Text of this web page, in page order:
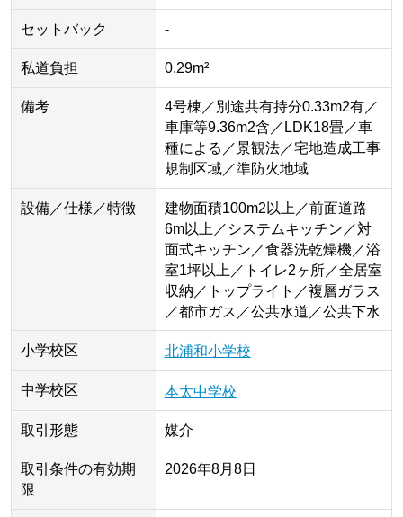
セットバック -
私道負担 0.29m²
備考
4号棟／別途共有持分0.33m2有／
車庫等9.36m2含／LDK18畳／車
種による／景観法／宅地造成工事
規制区域／準防火地域
設備／仕様／特徴
建物面積100m2以上／前面道路
6m以上／システムキッチン／対
面式キッチン／食器洗乾燥機／浴
室1坪以上／トイレ2ヶ所／全居室
収納／トップライト／複層ガラス
／都市ガス／公共水道／公共下水
小学校区 北浦和小学校
中学校区 本太中学校
取引形態 媒介
取引条件の有効期
限
2026年8月8日